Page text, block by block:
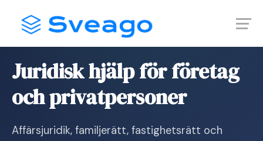
content
Juridisk hjälp för företag
och privatpersoner
Affärsjuridik, familjerätt, fastighetsrätt och